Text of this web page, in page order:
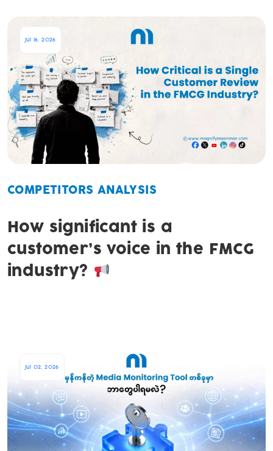
Jul 16, 2026
COMPETITORS ANALYSIS
How significant is a
customer’s voice in the FMCG
industry?
Jul 02, 2026